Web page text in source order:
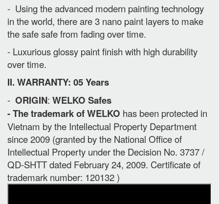
- Using the advanced modern painting technology
in the world, there are 3 nano paint layers to make
the safe safe from fading over time.
- Luxurious glossy paint finish with high durability
over time.
II. WARRANTY: 05 Years
- ORIGIN: WELKO Safes
- The trademark of WELKO has been protected in
Vietnam by the Intellectual Property Department
since 2009 (granted by the National Office of
Intellectual Property under the Decision No. 3737 /
QD-SHTT dated February 24, 2009. Certificate of
trademark number: 120132 )